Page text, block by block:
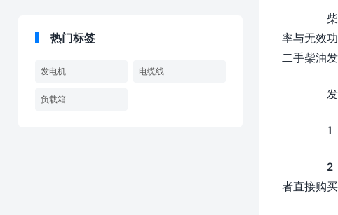
柴油
率与无效
二手柴油
发
1，
2，
者直接购买
热门标签
发电机 电缆线
负载箱